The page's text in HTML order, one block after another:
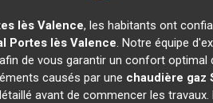
lès Valence, les habitants ont
Portes lès Valence. Notre équipe
de vous garantir un confort
causés par une chaudière gaz
avant de commencer les